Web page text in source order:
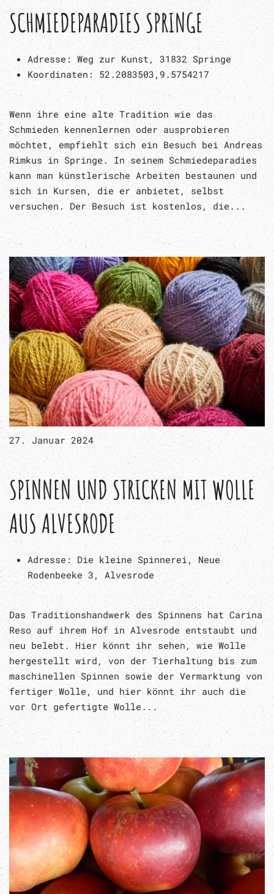
SCHMIEDEPARADIES SPRINGE
Adresse: Weg zur Kunst, 31832 Springe
Koordinaten:52.2083503,9.5754217
Wenn ihre eine alte Tradition wie das
Schmieden kennenlernen oder ausprobieren
möchtet, empfiehlt sich ein Besuch bei Andreas
Rimkus in Springe. In seinem Schmiedeparadies
kann man künstlerische Arbeiten bestaunen und
sich in Kursen, die er anbietet, selbst
versuchen. Der Besuch ist kostenlos, die...
27. Januar 2024
SPINNEN UND STRICKEN MIT WOLLE
AUS ALVESRODE
Adresse: Die kleine Spinnerei, Neue
Rodenbeeke 3, Alvesrode
Das Traditionshandwerk des Spinnens hat Carina
Reso auf ihrem Hof in Alvesrode entstaubt und
neu belebt. Hier könnt ihr sehen, wie Wolle
hergestellt wird, von der Tierhaltung bis zum
maschinellen Spinnen sowie der Vermarktung von
fertiger Wolle, und hier könnt ihr auch die
vor Ort gefertigte Wolle...